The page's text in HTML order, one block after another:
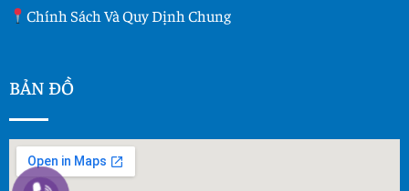
Chính Sách Và Quy Dịnh Chung
BẢN ĐỒ